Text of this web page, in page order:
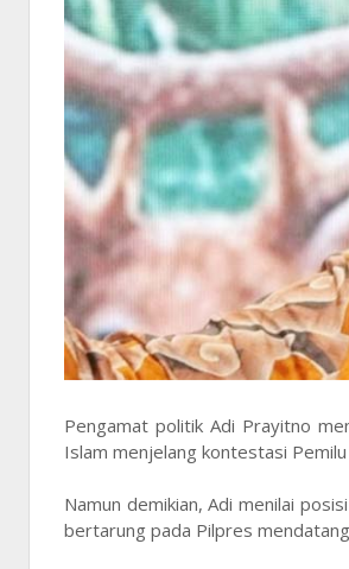
Pengamat politik Adi Prayitno
Islam menjelang kontestasi
Namun demikian, Adi menilai
bertarung pada Pilpres